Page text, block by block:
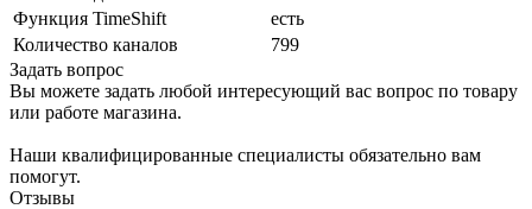
Функция TimeShift
есть
Количество каналов
799
Задать вопрос
Вы можете задать любой интересующий вас вопрос по товару
или работе магазина.
Наши квалифицированные специалисты обязательно вам
помогут.
Отзывы